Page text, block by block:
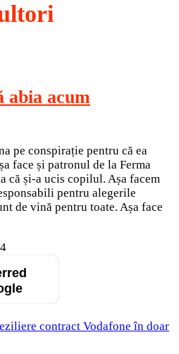
abia acum
pe conspirație pentru că ea
face și patronul de la Ferma
că și-a ucis copilul. Așa facem
pentru alegerile
de vină pentru toate. Așa face
contract Vodafone în doar